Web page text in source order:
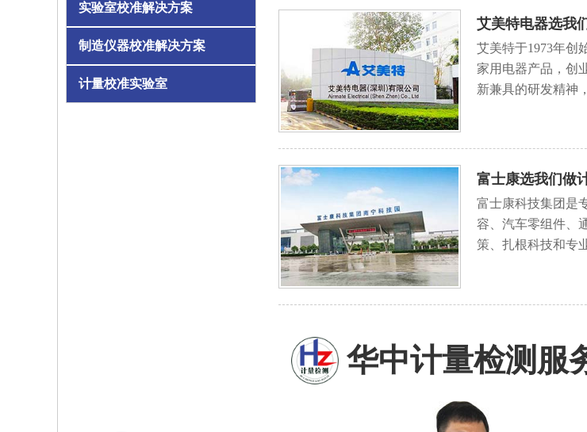
实验室校准解决方案
制造仪器校准解决方案
计量校准实验室
艾美特电器选我
艾美特于1973年创
家用电器产品，创
新兼具的研发精神
富士康选我们做
富士康科技集团是
容、汽车零组件、
策、扎根科技和专
华中计量检测服